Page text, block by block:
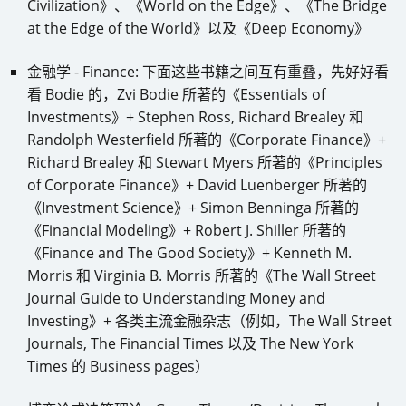
Civilization》、《World on the Edge》、《The Bridge
at the Edge of the World》以及《Deep Economy》
金融学 - Finance: 下面这些书籍之间互有重叠，先好好看
看 Bodie 的，Zvi Bodie 所著的《Essentials of
Investments》+ Stephen Ross, Richard Brealey 和
Randolph Westerfield 所著的《Corporate Finance》+
Richard Brealey 和 Stewart Myers 所著的《Principles
of Corporate Finance》+ David Luenberger 所著的
《Investment Science》+ Simon Benninga 所著的
《Financial Modeling》+ Robert J. Shiller 所著的
《Finance and The Good Society》+ Kenneth M.
Morris 和 Virginia B. Morris 所著的《The Wall Street
Journal Guide to Understanding Money and
Investing》+ 各类主流金融杂志（例如，The Wall Street
Journals, The Financial Times 以及 The New York
Times 的 Business pages）